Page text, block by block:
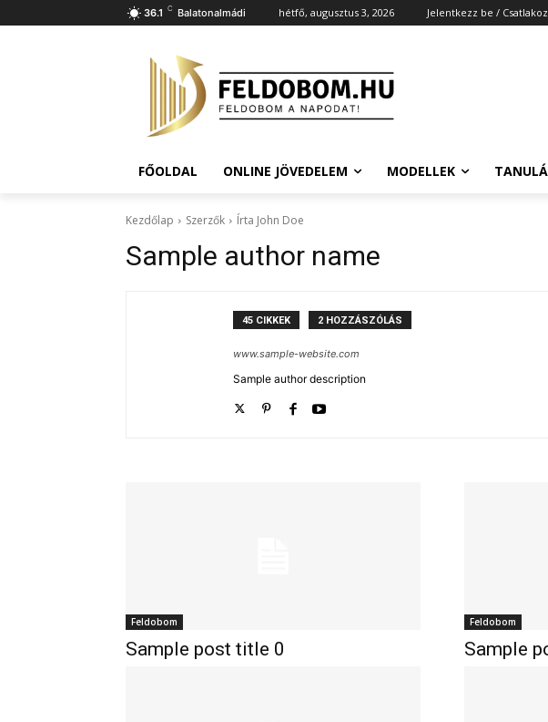
36.1 C Balatonalmádi hétfő, augusztus 3, 2026 Jelentkezz be /
FŐOLDAL ONLINE JÖVEDELEM MODELLEK
Kezdőlap Szerzők Írta John Doe
Sample author name
45 CIKKEK 2 HOZZÁSZÓLÁS
www.sample-website.com
Sample author description
Feldobom
Sample post title 0
Feldobom
Sample